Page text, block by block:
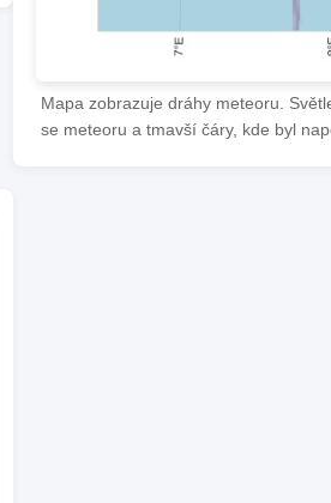
Mapa zobrazuje dráhy meteoru.
se meteoru a tmavší čáry, kde byl